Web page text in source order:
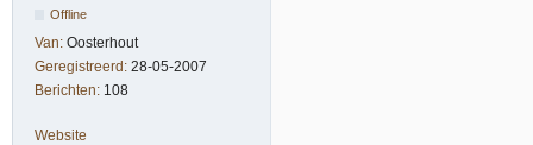
Offline
Van: Oosterhout
Geregistreerd: 28-05-2007
Berichten: 108
Website